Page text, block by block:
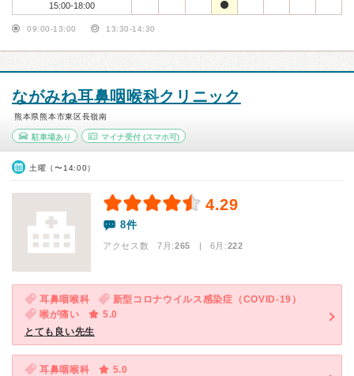
15:00-18:00
09:00-13:00 13:30-14:30
ながみね耳鼻咽喉科クリニック
熊本県熊本市東区長嶺南
駐車場あり マイナ受付(スマホ可)
土曜（〜14:00）
4.29
8件
アクセス数 7月:265 | 6月:222
耳鼻咽喉科
新型コロナウイルス感染症（COVID-19）
喉が痛い
5.0
とても良い先生
耳鼻咽喉科
5.0